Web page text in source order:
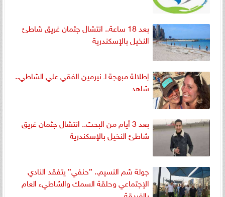
بعد 18 ساعة.. انتشال جثمان غريق شاطئ
النخيل بالإسكندرية
إطلالة مبهجة لـ نيرمين الفقي علي الشاطي..
شاهد
بعد 3 أيام من البحث.. انتشال جثمان غريق
شاطئ النخيل بالإسكندرية
جولة شم النسيم.. ”حنفي” يتفقد النادي
الإجتماعي وحلقة السمك والشاطيء العام